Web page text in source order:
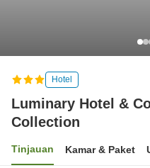
Hotel
Luminary Hotel &
Collection
Tinjauan Kamar & Paket